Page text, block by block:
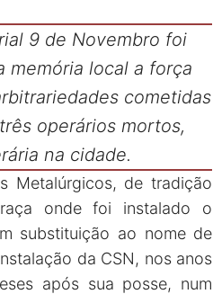
9 de Novembro foi
memória local a força
cometidas
operários mortos,
na cidade.
Metalúrgicos, de tradição
onde foi instalado o
substituição ao nome de
da CSN, nos anos
após sua posse, num